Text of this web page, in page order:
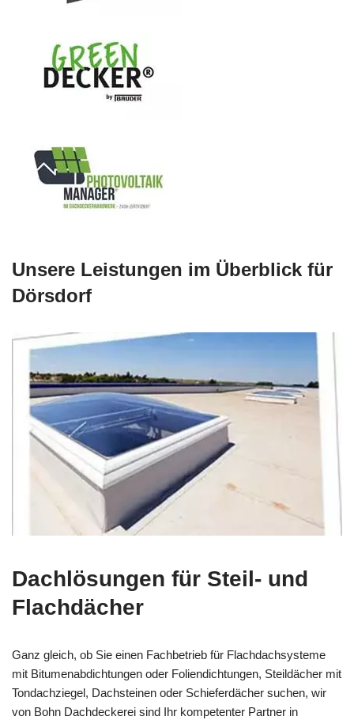
Unsere Leistungen im Überblick für
Dörsdorf
Dachlösungen für Steil- und
Flachdächer
Ganz gleich, ob Sie einen Fachbetrieb für Flachdachsysteme
mit Bitumenabdichtungen oder Foliendichtungen, Steildächer mit
Tondachziegel, Dachsteinen oder Schieferdächer suchen, wir
von Bohn Dachdeckerei sind Ihr kompetenter Partner in